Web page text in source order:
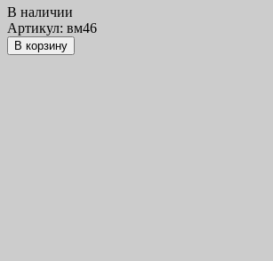
В наличии
Артикул: вм46
В корзину